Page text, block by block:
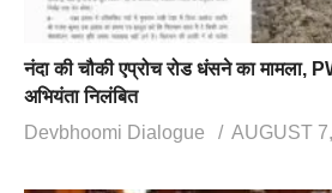
नंदा की चौकी एप्रोच रोड धंसने का मामला,
अभियंता निलंबित
Devbhoomi Dialogue
AUGUST